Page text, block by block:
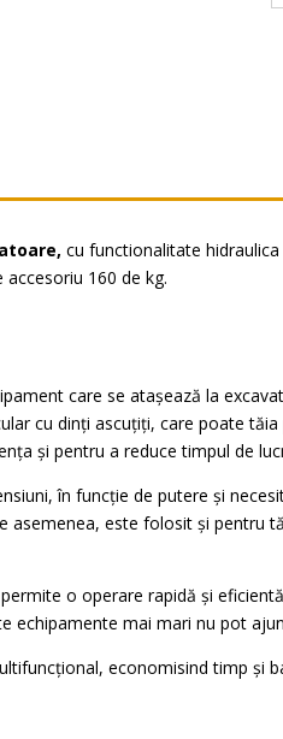
cu functionalitate
160 de kg.
care se atașează la
cu dinți ascuțiți, care poate
și pentru a reduce timpul de
în funcție de putere și
asemenea, este folosit și pentru
o operare rapidă și
echipamente mai mari nu pot
economisind timp și